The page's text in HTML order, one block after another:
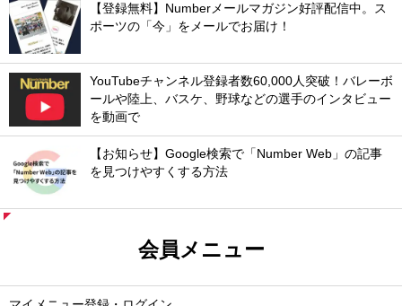
【登録無料】Numberメールマガジン好評配信中。ス
ポーツの「今」をメールでお届け！
YouTubeチャンネル登録者数60,000人突破！バレーボ
ールや陸上、バスケ、野球などの選手のインタビュー
を動画で
【お知らせ】Google検索で「Number Web」の記事
を見つけやすくする方法
会員メニュー